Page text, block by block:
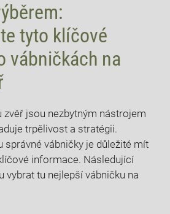
tyto klíčové
vábničkách na
zvěř jsou nezbytným nástrojem
trpělivost a stratégii.
správné vábničky je důležité mít
informace. Následující
vybrat tu nejlepší vábničku na